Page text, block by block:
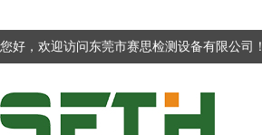
您好，欢迎访问东莞市赛思检测设备有限公司！